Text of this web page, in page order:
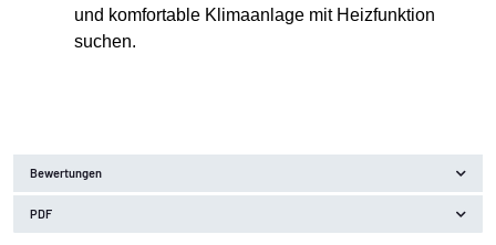
und komfortable Klimaanlage mit Heizfunktion
suchen.
Bewertungen
PDF